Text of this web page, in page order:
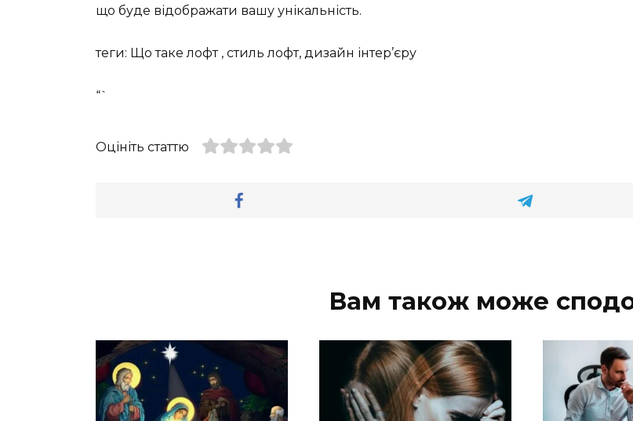
що буде відображати вашу унікальність.
теги: Що таке лофт , стиль лофт, дизайн інтер’єру
“`
Оцініть статтю
Вам також може